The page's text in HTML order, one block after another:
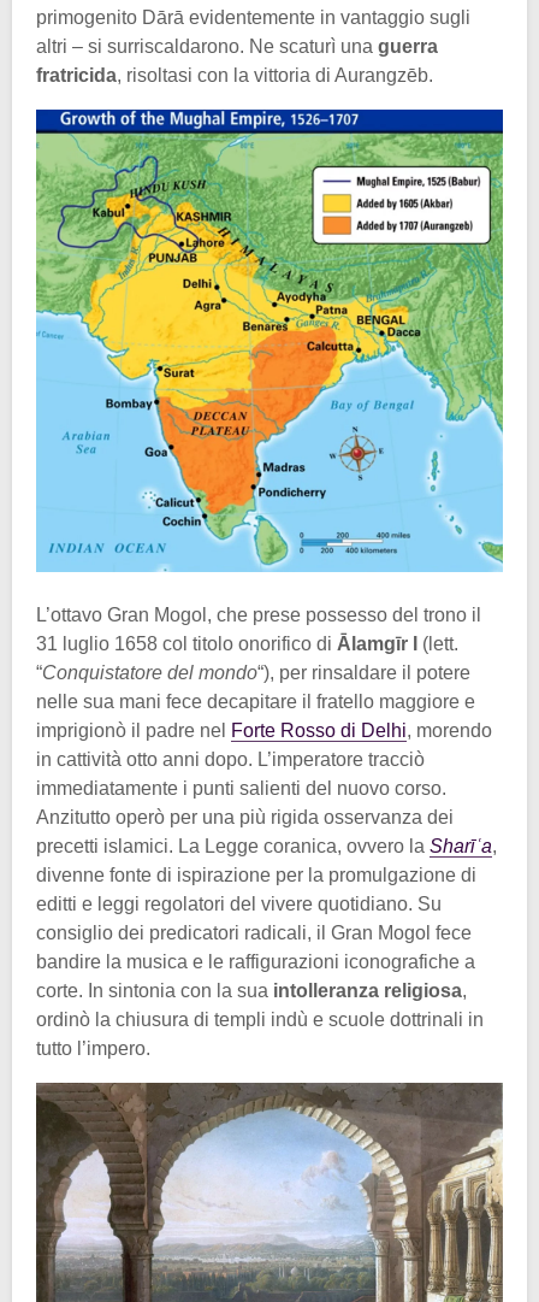
primogenito Dārā evidentemente in vantaggio sugli
altri – si surriscaldarono. Ne scaturì una guerra
fratricida, risoltasi con la vittoria di Aurangzēb.
L’ottavo Gran Mogol, che prese possesso del trono il
31 luglio 1658 col titolo onorifico di Ālamgīr I
(lett.
“Conquistatore del mondo“), per rinsaldare il potere
nelle sua mani fece decapitare il fratello maggiore e
imprigionò il padre nel Forte Rosso di Delhi, morendo
in cattività otto anni dopo. L’imperatore tracciò
immediatamente i punti salienti del nuovo corso.
Anzitutto operò per una più rigida osservanza dei
precetti islamici. La Legge coranica, ovvero la Sharīʿa,
divenne fonte di ispirazione per la promulgazione di
editti e leggi regolatori del vivere quotidiano. Su
consiglio dei predicatori radicali, il Gran Mogol fece
bandire la musica e le raffigurazioni iconografiche a
corte. In sintonia con la sua intolleranza religiosa,
ordinò la chiusura di templi indù e scuole dottrinali in
tutto l’impero.